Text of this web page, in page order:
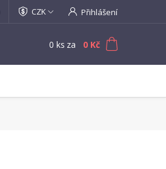
CZK Přihlášení
0 ks za 0 Kč